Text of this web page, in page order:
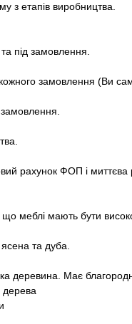
з етапів виробництва.
під замовлення.
кожного замовлення (Ви
замовлення.
рахунок ФОП і миттєва
меблі мають бути
та дуба.
деревина. Має
дерева